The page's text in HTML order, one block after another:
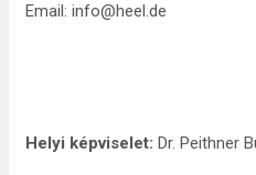
Email: info@heel.de
Helyi képviselet: Dr. Peithner